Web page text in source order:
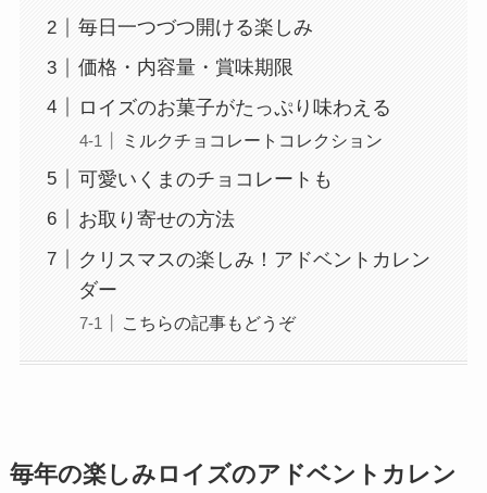
毎日一つづつ開ける楽しみ
価格・内容量・賞味期限
ロイズのお菓子がたっぷり味わえる
ミルクチョコレートコレクション
可愛いくまのチョコレートも
お取り寄せの方法
クリスマスの楽しみ！アドベントカレン
ダー
こちらの記事もどうぞ
毎年の楽しみロイズのアドベントカレン